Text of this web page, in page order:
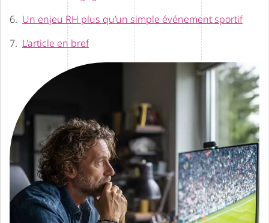
Un enjeu RH plus qu’un simple événement sportif
L'article en bref